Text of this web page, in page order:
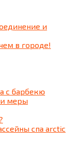
и
в городе!
c барбекю
и меры
спа arctic